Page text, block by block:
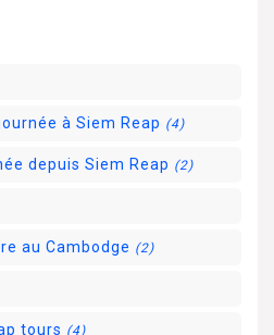
à Siem Reap (4)
depuis Siem Reap (2)
au Cambodge (2)
tours (4)